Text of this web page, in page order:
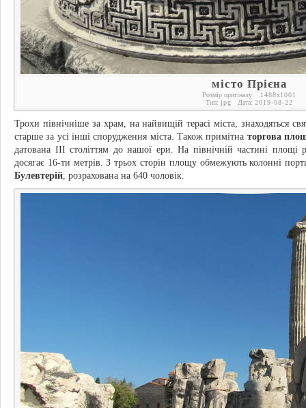
місто Прієна
Розмір оригіналу: 1488x1001
Тип: jpg Дата: 2019-08-22
Трохи північніше за храм, на найвищій терасі міста, знаходяться
старше за усі інші спорудження міста. Також примітна торгова
датована III століттям до нашої ери. На північній частині площі
досягає 16-ти метрів. З трьох сторін площу обмежують колонні
Булевтерій, розрахована на 640 чоловік.